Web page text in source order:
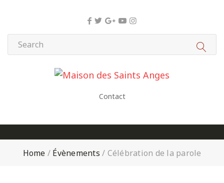
Contact
Home / Évènements / Célébration de la parole